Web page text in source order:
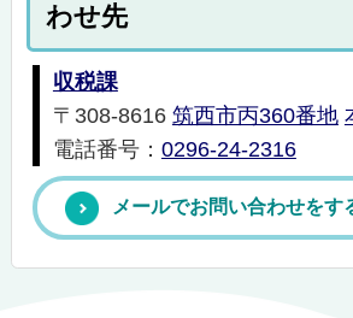
わせ先
収税課
〒308-8616 筑西市丙360番地
電話番号： 0296-24-2316
メールでお問い合わせをす